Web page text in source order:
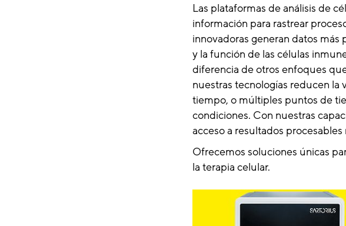
Las plataformas de análisis de
información para rastrear
innovadoras generan datos
y la función de las células
diferencia de otros enfoques
nuestras tecnologías reducen
tiempo, o múltiples puntos de
condiciones. Con nuestras
acceso a resultados procesables
Ofrecemos soluciones únicas
la terapia celular.